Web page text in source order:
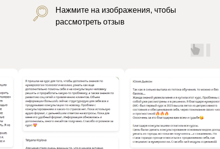
Нажмите на изображения, чтобы
рассмотреть отзыв
00